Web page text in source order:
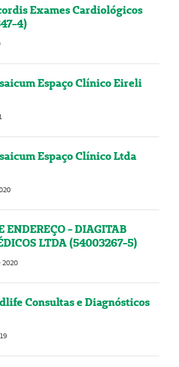
Exames Cardiológicos
4)
Espaço Clínico Eireli
Espaço Clínico Ltda
ENDEREÇO - DIAGITAB
LTDA (54003267-5)
2020
Consultas e Diagnósticos